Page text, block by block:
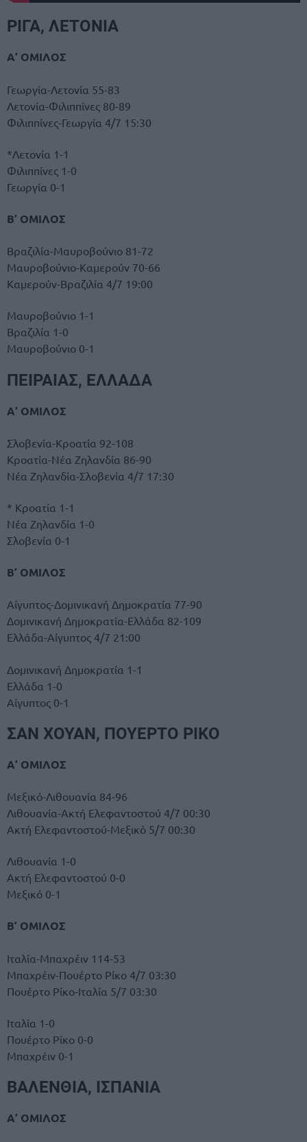
ΡΙΓΑ, ΛΕΤΟΝΙΑ
Α’ ΟΜΙΛΟΣ
Γεωργία-Λετονία 55-83
Λετονία-Φιλιππίνες 80-89
Φιλιππίνες-Γεωργία 4/7 15:30
*Λετονία 1-1
Φιλιππίνες 1-0
Γεωργία 0-1
Β’ ΟΜΙΛΟΣ
Βραζιλία-Μαυροβούνιο 81-72
Μαυροβούνιο-Καμερούν 70-66
Καμερούν-Βραζιλία 4/7 19:00
Μαυροβούνιο 1-1
Βραζιλία 1-0
Μαυροβούνιο 0-1
ΠΕΙΡΑΙΑΣ, ΕΛΛΑΔΑ
Α’ ΟΜΙΛΟΣ
Σλοβενία-Κροατία 92-108
Κροατία-Νέα Ζηλανδία 86-90
Νέα Ζηλανδία-Σλοβενία 4/7 17:30
* Κροατία 1-1
Νέα Ζηλανδία 1-0
Σλοβενία 0-1
Β’ ΟΜΙΛΟΣ
Αίγυπτος-Δομινικανή Δημοκρατία 77-90
Δομινικανή Δημοκρατία-Ελλάδα 82-109
Ελλάδα-Αίγυπτος 4/7 21:00
Δομινικανή Δημοκρατία 1-1
Ελλάδα 1-0
Αίγυπτος 0-1
ΣΑΝ ΧΟΥΑΝ, ΠΟΥΕΡΤΟ ΡΙΚΟ
Α’ ΟΜΙΛΟΣ
Μεξικό-Λιθουανία 84-96
Λιθουανία-Ακτή Ελεφαντοστού 4/7 00:30
Ακτή Ελεφαντοστού-Μεξικό 5/7 00:30
Λιθουανία 1-0
Ακτή Ελεφαντοστού 0-0
Μεξικό 0-1
Β’ ΟΜΙΛΟΣ
Ιταλία-Μπαχρέιν 114-53
Μπαχρέιν-Πουέρτο Ρίκο 4/7 03:30
Πουέρτο Ρίκο-Ιταλία 5/7 03:30
Ιταλία 1-0
Πουέρτο Ρίκο 0-0
Μπαχρέιν 0-1
ΒΑΛΕΝΘΙΑ, ΙΣΠΑΝΙΑ
Α’ ΟΜΙΛΟΣ